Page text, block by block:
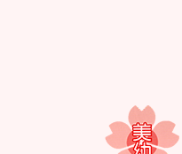
社会福祉法人野田福祉会